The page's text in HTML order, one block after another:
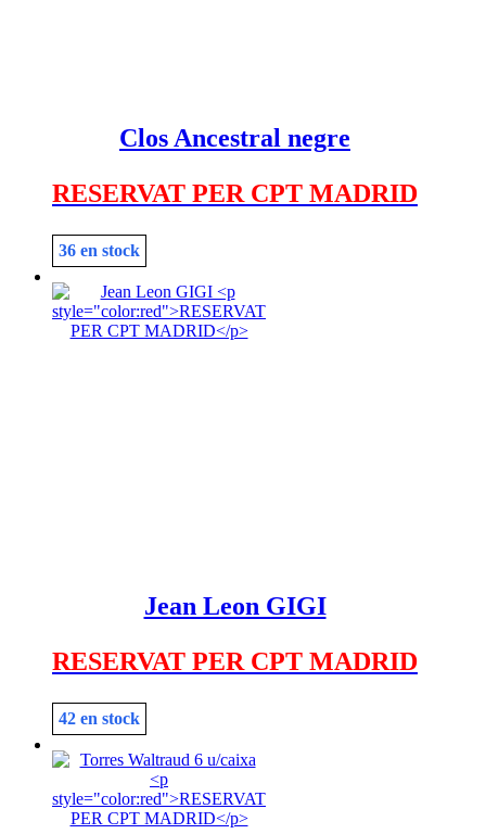
Clos Ancestral negre
RESERVAT PER CPT MADRID
36 en stock
Jean Leon GIGI
RESERVAT PER CPT MADRID
42 en stock